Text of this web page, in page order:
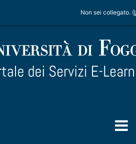
Non sei collegato. (